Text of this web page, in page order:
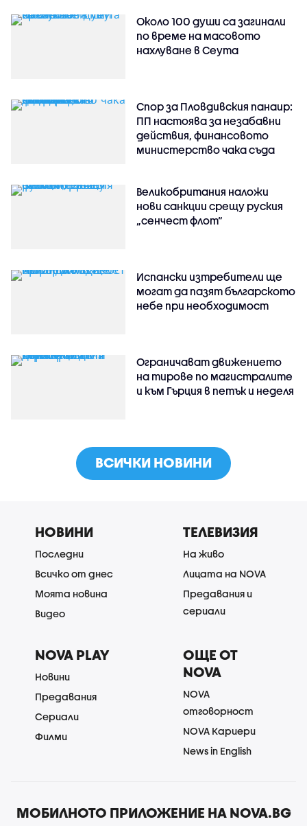
Около 100 души са загинали
по време на масовото
нахлуване в Сеута
Спор за Пловдивския панаир:
ПП настоява за незабавни
действия, финансовото
министерство чака съда
Великобритания наложи
нови санкции срещу руския
„сенчест флот“
Испански изтребители ще
могат да пазят българското
небе при необходимост
Ограничават движението
на тирове по магистралите
и към Гърция в петък и неделя
ВСИЧКИ НОВИНИ
НОВИНИ
Последни
Всичко от днес
Моята новина
Видео
ТЕЛЕВИЗИЯ
На живо
Лицата на NOVA
Предавания и
сериали
NOVA PLAY
Новини
Предавания
Сериали
Филми
ОЩЕ ОТ
NOVA
NOVA
отговорност
NOVA Кариери
News in English
МОБИЛНОТО ПРИЛОЖЕНИЕ НА NOVA.BG